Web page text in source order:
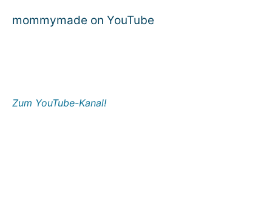
mommymade on YouTube
Zum YouTube-Kanal!